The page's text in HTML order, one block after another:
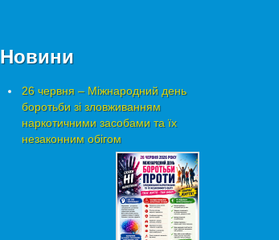
Новини
26 червня – Міжнародний день
боротьби зі зловживанням
наркотичними засобами та їх
незаконним обігом